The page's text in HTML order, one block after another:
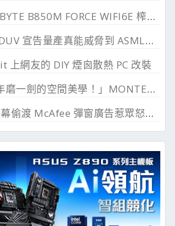
GIGABYTE B850M FORCE WIFI6E 榨乾長鑫24G DDR
中國 DUV 宣告量產真能威脅到 ASML？外媒稱相差甚遠
上網友的 DIY 煙囪散熱 PC 改裝
「十年磨一劍的空間美學！」MONTECH TEN 模組化機殼百變開箱 I3 模式實裝分享
LG 螢幕偷渡 McAfee 彈窗廣告惹眾怒，微軟出手制止